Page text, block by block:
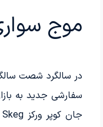
موج
در سالگرد شصت
سفارشی جدید به